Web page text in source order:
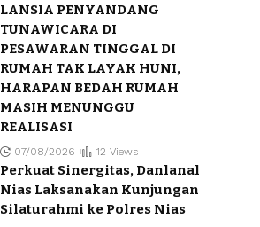
LANSIA PENYANDANG
TUNAWICARA DI
PESAWARAN TINGGAL DI
RUMAH TAK LAYAK HUNI,
HARAPAN BEDAH RUMAH
MASIH MENUNGGU
REALISASI
07/08/2026 12 Views
Perkuat Sinergitas, Danlanal
Nias Laksanakan Kunjungan
Silaturahmi ke Polres Nias